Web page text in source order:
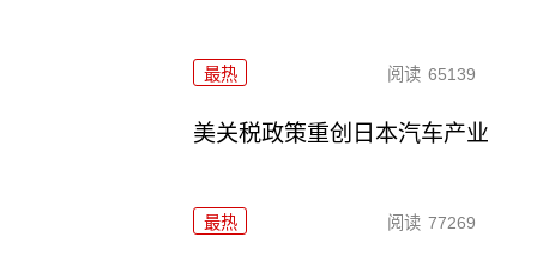
最热 阅读 65139
美关税政策重创日本汽车产业
最热 阅读 77269